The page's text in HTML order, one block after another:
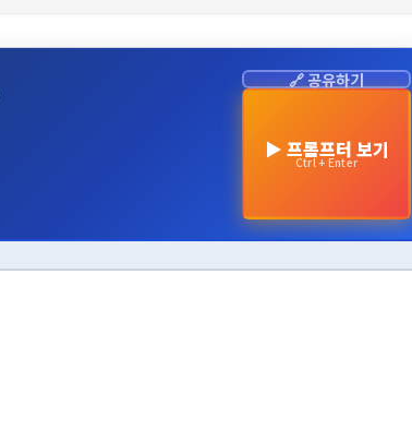
🔗 공유하기
▶ 프롬프터 보기
Ctrl + Enter